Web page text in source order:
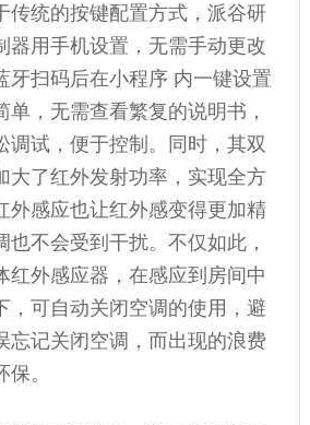
传统的按键配置方式，派谷研
器用手机设置，无需手动更改
牙扫码后在小程序 内一键设置
单，无需查看繁复的说明书，
调试，便于控制。同时，其双
大了红外发射功率，实现全方
外感应也让红外感变得更加精
也不会受到干扰。不仅如此，
红外感应器，在感应到房间中
，可自动关闭空调的使用，避
忘记关闭空调，而出现的浪费
。